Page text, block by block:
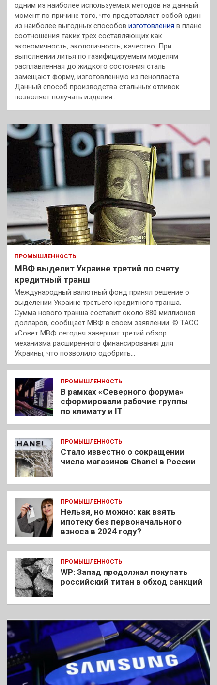
одним из наиболее используемых методов на данный
момент по причине того, что представляет собой один
из наиболее выгодных способов изготовления в плане
соотношения таких трёх составляющих как
экономичность, экологичность, качество. При
выполнении литья по газифицируемым моделям
расплавленная до жидкого состояния сталь
замещают форму, изготовленную из пенопласта.
Данный способ производства стальных отливок
позволяет получать изделия...
ПРОМЫШЛЕННОСТЬ
МВФ выделит Украине третий по счету
кредитный транш
Международный валютный фонд принял решение о
выделении Украине третьего кредитного транша.
Сумма нового транша составит около 880 миллионов
долларов, сообщает МВФ в своем заявлении. © ТАСС
«Совет МВФ сегодня завершит третий обзор
механизма расширенного финансирования для
Украины, что позволило одобрить…
ПРОМЫШЛЕННОСТЬ
В рамках «Северного форума»
сформировали рабочие группы
по климату и IT
ПРОМЫШЛЕННОСТЬ
Стало известно о сокращении
числа магазинов Chanel в России
ПРОМЫШЛЕННОСТЬ
Нельзя, но можно: как взять
ипотеку без первоначального
взноса в 2024 году?
ПРОМЫШЛЕННОСТЬ
WP: Запад продолжал покупать
российский титан в обход санкций